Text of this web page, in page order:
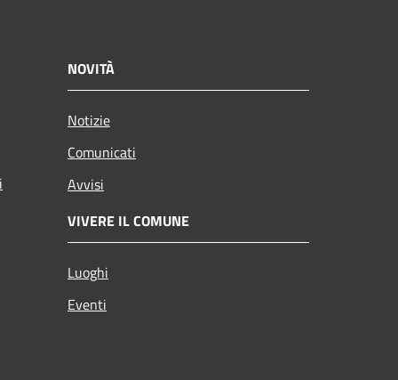
NOVITÀ
Notizie
Comunicati
Avvisi
VIVERE IL COMUNE
Luoghi
Eventi